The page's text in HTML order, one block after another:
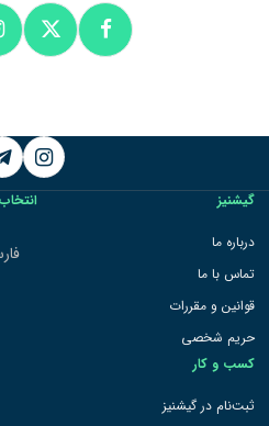
گیشنیز
درباره ما
تماس با ما
قوانین و مقررات
حریم شخصی
کسب و کار
ثبت‌نام در گیشنیز
انتخاب
زبان